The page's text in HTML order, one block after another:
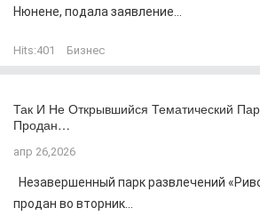
Нюнене, подала заявление...
Hits:401 Бизнес
Так И Не Открывшийся Тематический
Продан…
апр 26,2026
Незавершенный парк развлечений
продан во вторник...